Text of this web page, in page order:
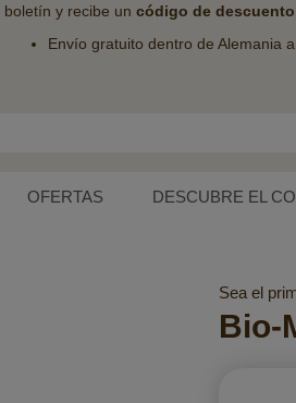
boletín y recibe un código de descuento
Envío gratuito dentro de Alemania
OFERTAS DESCUBRE EL
Sea el
Bio-